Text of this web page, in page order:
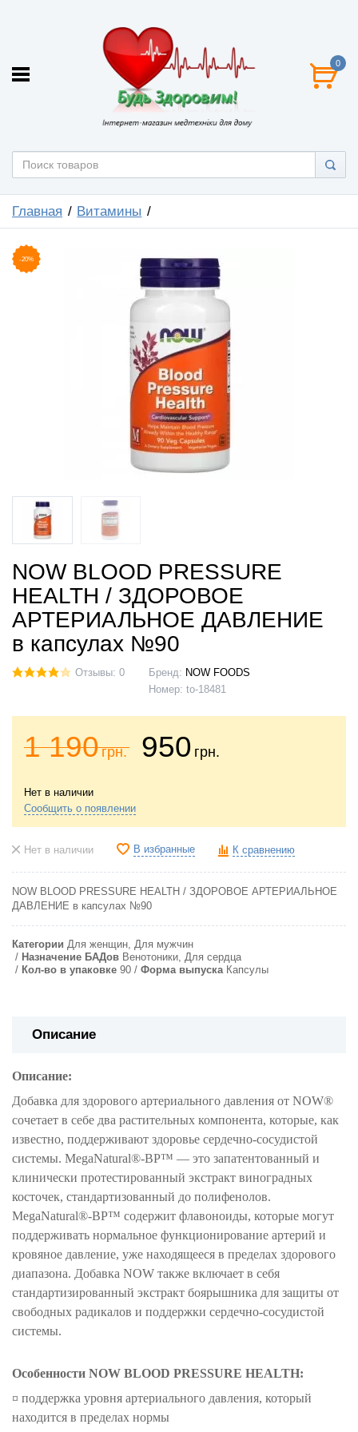
0
Главная Витамины
-20%
NOW BLOOD PRESSURE
HEALTH / ЗДОРОВОЕ
АРТЕРИАЛЬНОЕ ДАВЛЕНИЕ
в капсулах №90
Отзывы: 0 Бренд: NOW FOODS
Номер: to-18481
1 190грн. 950 грн.
Нет в наличии
Сообщить о появлении
Нет в наличии В избранные К сравнению
NOW BLOOD PRESSURE HEALTH / ЗДОРОВОЕ АРТЕРИАЛЬНОЕ
ДАВЛЕНИЕ в капсулах №90
Категории Для женщин, Для мужчин
Назначение БАДов Венотоники, Для сердца
Кол-во в упаковке 90 Форма выпуска Капсулы
Описание
Описание:
Добавка для здорового артериального давления от NOW®
сочетает в себе два растительных компонента, которые, как
известно, поддерживают здоровье сердечно-сосудистой
системы. MegaNatural®-BP™ — это запатентованный и
клинически протестированный экстракт виноградных
косточек, стандартизованный до полифенолов.
MegaNatural®-BP™ содержит флавоноиды, которые могут
поддерживать нормальное функционирование артерий и
кровяное давление, уже находящееся в пределах здорового
диапазона. Добавка NOW также включает в себя
стандартизированный экстракт боярышника для защиты от
свободных радикалов и поддержки сердечно-сосудистой
системы.
Особенности NOW BLOOD PRESSURE HEALTH:
¤ поддержка уровня артериального давления, который
находится в пределах нормы